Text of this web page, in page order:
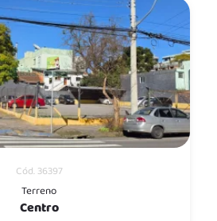
Cód. 36397
Terreno
Centro